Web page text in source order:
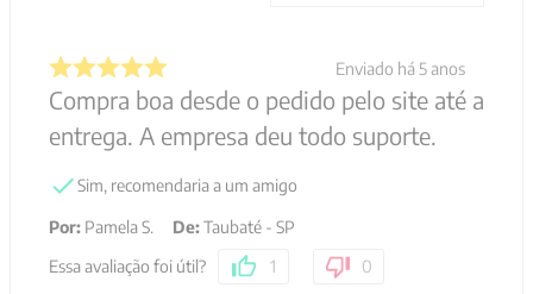
Enviado há 5 anos
Compra boa desde o pedido pelo site até a
entrega. A empresa deu todo suporte.
Sim, recomendaria a um amigo
Por: Pamela S. De:Taubaté - SP
Essa avaliação foi útil?
1 0